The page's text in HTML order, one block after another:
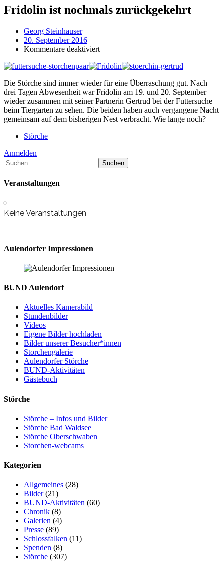
Fridolin ist nochmals zurückgekehrt
Georg Steinhauser
20. September 2016
Kommentare deaktiviertfür
ist
zurückgekehrt
Die Störche sind immer wieder für eine Überraschung gut. Nach
drei Tagen Abwesenheit war Fridolin am 19. und 20. September
wieder zusammen mit seiner Partnerin Gertrud bei der Futtersuche
beim Tiergarten zu sehen. Die beiden haben auch vergangene Nacht
gemeinsam auf dem bisherigen Nest verbracht. Wie lange noch?
Störche
Anmelden
Suchen
nach:
Veranstaltungen
Keine Veranstaltungen
Aulendorfer Impressionen
BUND Aulendorf
Aktuelles Kamerabild
Stundenbilder
Videos
Eigene Bilder hochladen
Bilder unserer Besucher*innen
Storchengalerie
Aulendorfer Störche
BUND-Aktivitäten
Gästebuch
Störche
Störche – Infos und Bilder
Störche Bad Waldsee
Störche Oberschwaben
Storchen-webcams
Kategorien
Allgemeines (28)
Bilder(21)
BUND-Aktivitäten (60)
Chronik (8)
Galerien (4)
Presse (89)
Schlossfalken (11)
Spenden (8)
Störche (307)